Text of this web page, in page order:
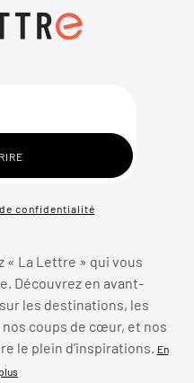
confidentialité
« La Lettre » qui vous
Découvrez en avant-
les destinations, les
coups de cœur, et nos
le plein d’inspirations.
En